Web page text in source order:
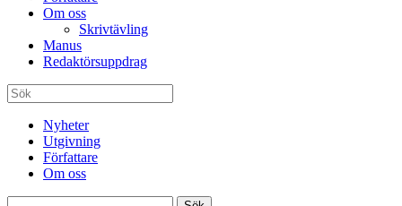
Om oss
Skrivtävling
Manus
Redaktörsuppdrag
Nyheter
Utgivning
Författare
Om oss